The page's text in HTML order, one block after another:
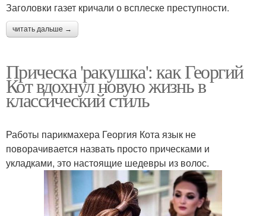
Заголовки газет кричали о всплеске преступности.
читать дальше →
Прическа 'ракушка': как Георгий
Кот вдохнул новую жизнь в
классический стиль
Работы парикмахера Георгия Кота язык не
поворачивается назвать просто прическами и
укладками, это настоящие шедевры из волос.